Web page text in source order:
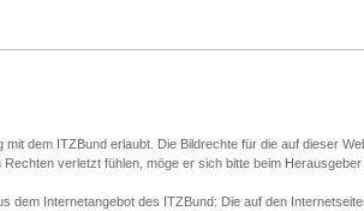
dem ITZBund erlaubt. Die Bildrechte für die auf dieser
verletzt fühlen, möge er sich bitte beim Herausgeber
dem Internetangebot des ITZBund: Die auf den